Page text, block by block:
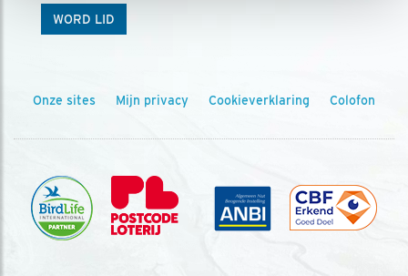
WORD LID
Onze sites Mijn privacy Cookieverklaring Colofon